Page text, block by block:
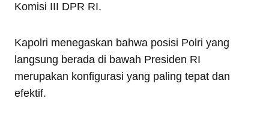
Komisi III DPR RI.
Kapolri menegaskan bahwa posisi Polri yang
langsung berada di bawah Presiden RI
merupakan konfigurasi yang paling tepat dan
efektif.